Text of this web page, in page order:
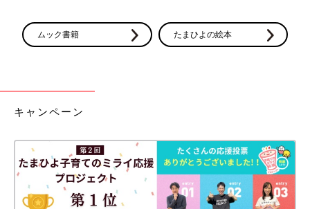
ムック書籍 たまひよの絵本
キャンペーン